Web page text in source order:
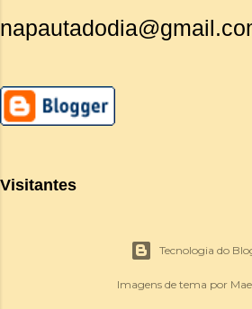
Visitantes
Tecnologia do
Imagens de tema por